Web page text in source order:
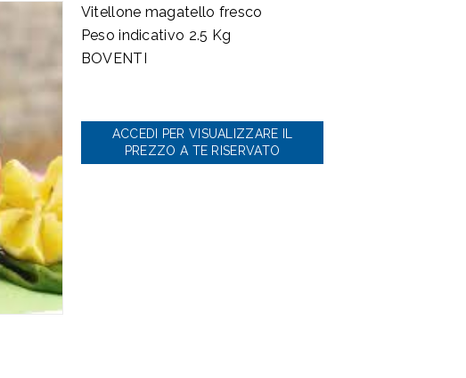
Vitellone magatello fresco
Peso indicativo 2.5 Kg
BOVENTI
ACCEDI PER VISUALIZZARE IL
PREZZO A TE RISERVATO